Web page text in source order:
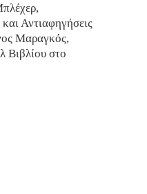
Αντιαφηγήσεις
Μαραγκός,
Βιβλίου στο